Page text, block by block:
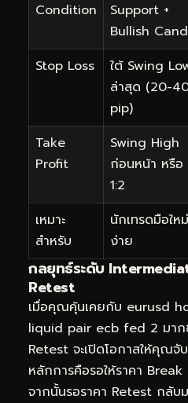
Condition
Support +
Bullish
Stop Loss
ใต้ Swing
ล่าสุด (20-
pip)
Take
Profit
Swing High
ก่อนหน้า หรือ
1:2
เหมาะ
สำหรับ
นักเทรดมือให
ง่าย
กลยุทธ์ระดับ
Retest
เมื่อคุณคุ้นเคยกับ eurusd
liquid pair ecb fed 2 มา
Retest จะเปิดโอกาสให้คุณจั
หลักการคือรอให้ราคา
จากนั้นรอราคา Retest กลับ